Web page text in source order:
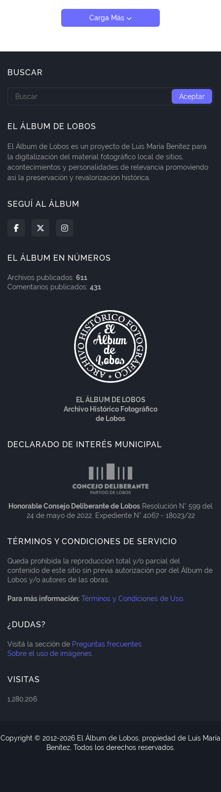
Carga Más
BUSCAR
EL ÁLBUM DE LOBOS
El Álbum de Lobos es un proyecto de Luis María Benítez para
la digitalización del material fotográfico local de sitios,
acontecimientos y personalidades de relevancia promoviendo
así la preservación y revalorización histórica.
SEGUÍ AL ÁLBUM
EL ÁLBUM EN NÚMEROS
Archivos publicados: 611
Comentarios publicados: 431
EL ÁLBUM DE LOBOS
Archivo Histórico Fotográfico
de Lobos
DECLARADO DE INTERÉS MUNICIPAL
Honorable Consejo Deliberante de Lobos Resolución N° 599 del
24 de mayo de 2022. Expediente N° 4067 - 18023/22
TÉRMINOS Y CONDICIONES DE SERVICIO
Queda prohibida la reproducción total y/o parcial del
contenido de este sitio sin previa autorización por del Álbum de
Lobos y/o autores de las obras.
Para más información: Términos y Condiciones de Uso.
¿DUDAS?
Visitá la sección de Preguntas frecuentes
Sobre el uso de imágenes
VISITAS
1,280,206
Copyright © 2012-2026 El Álbum de Lobos, propiedad de Luis María
Benítez, Todos los derechos reservados.